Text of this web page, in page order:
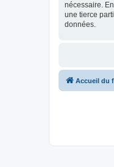
nécessaire.
une tierce
données.
Accueil du